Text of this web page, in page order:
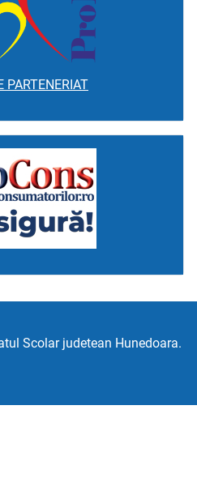
PARTENERIAT
Scolar judetean Hunedoara.